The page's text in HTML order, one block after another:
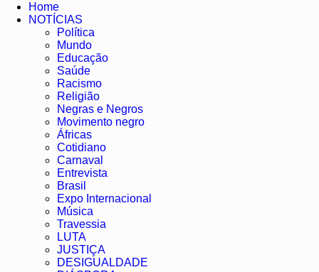
Home
NOTÍCIAS
Política
Mundo
Educação
Saúde
Racismo
Religião
Negras e Negros
Movimento negro
Áfricas
Cotidiano
Carnaval
Entrevista
Brasil
Expo Internacional
Música
Travessia
LUTA
JUSTIÇA
DESIGUALDADE